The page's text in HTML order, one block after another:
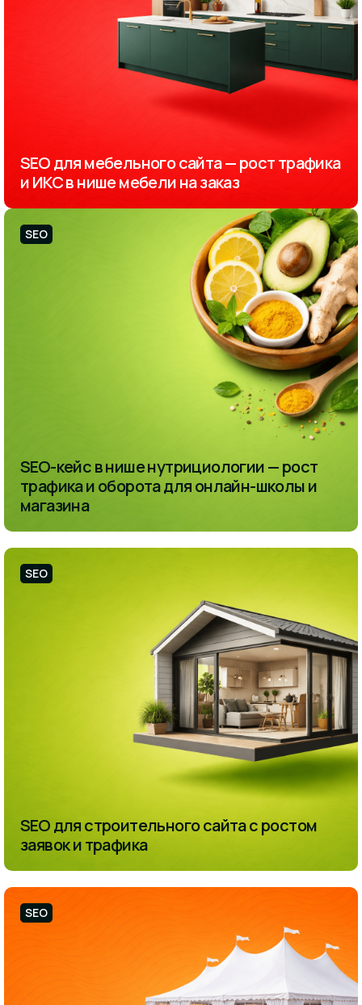
SEO для мебельного сайта — рост трафика
и ИКС в нише мебели на заказ
SEO
SEO-кейс в нише нутрициологии — рост
трафика и оборота для онлайн-школы и
магазина
SEO
SEO для строительного сайта с ростом
заявок и трафика
SEO